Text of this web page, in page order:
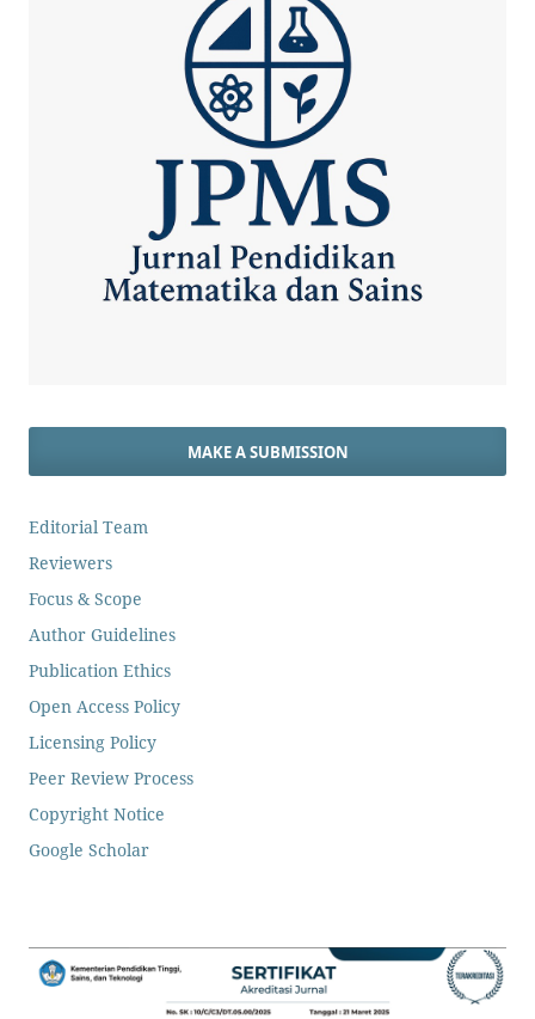
MAKE A SUBMISSION
Editorial Team
Reviewers
Focus & Scope
Author Guidelines
Publication Ethics
Open Access Policy
Licensing Policy
Peer Review Process
Copyright Notice
Google Scholar